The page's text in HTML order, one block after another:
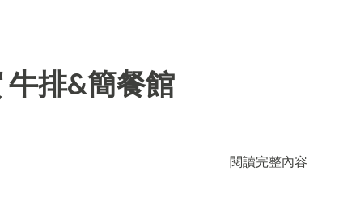
牛排&簡餐館
閱讀完整內容